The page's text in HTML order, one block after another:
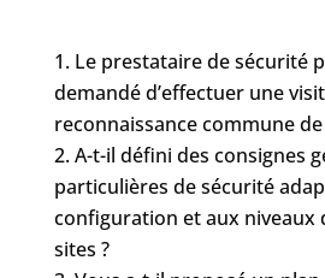
Le prestataire de sécurité
demandé d’effectuer une
reconnaissance commune
A-t-il défini des consignes
particulières de sécurité
configuration et aux niveaux
sites ?